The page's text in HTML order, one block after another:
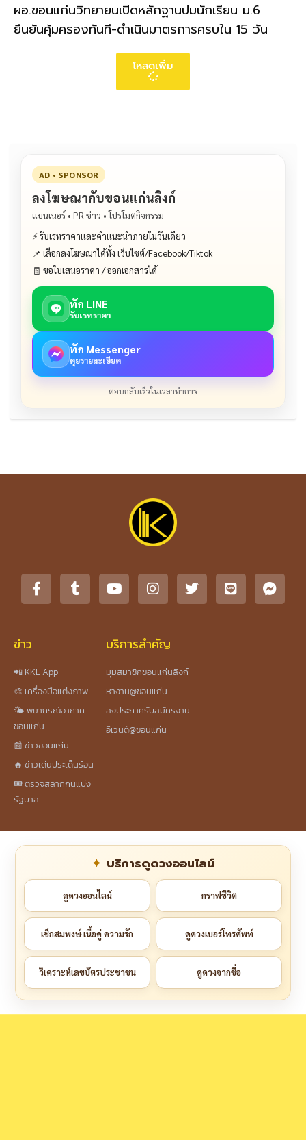
ผอ.ขอนแก่นวิทยายนเปิดหลักฐานปมนักเรียน ม.6
ยืนยันคุ้มครองทันที-ดำเนินมาตรการครบใน 15 วัน
โหลดเพิ่ม
AD • SPONSOR
ลงโฆษณากับขอนแก่นลิงก์
แบนเนอร์ • PR ข่าว • โปรโมตกิจกรรม
⚡ รับเรทราคาและคำแนะนำภายในวันเดียว
📌 เลือกลงโฆษณาได้ทั้ง เว็บไซต์/Facebook/Tiktok
🧾 ขอใบเสนอราคา / ออกเอกสารได้
ทัก LINE
รับเรทราคา
ทัก Messenger
คุยรายละเอียด
ตอบกลับเร็วในเวลาทำการ
ข่าว
📲 KKL App
🎨 เครื่องมือแต่งภาพ
🌤️ พยากรณ์อากาศ
ขอนแก่น
📰 ข่าวขอนแก่น
🔥 ข่าวเด่นประเด็นร้อน
🎟️ ตรวจสลากกินแบ่ง
รัฐบาล
บริการสำคัญ
มุมสมาชิกขอนแก่นลิงก์
หางาน@ขอนแก่น
ลงประกาศรับสมัครงาน
อีเวนต์@ขอนแก่น
บริการดูดวงออนไลน์
ดูดวงออนไลน์ กราฟชีวิต
เช็กสมพงษ์ เนื้อคู่ ความรัก ดูดวงเบอร์โทรศัพท์
วิเคราะห์เลขบัตรประชาชน ดูดวงจากชื่อ